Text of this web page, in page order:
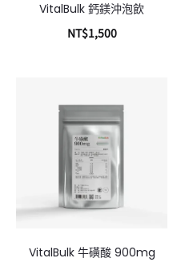
VitalBulk 鈣鎂沖泡飲
NT$1,500
VitalBulk 牛磺酸 900mg